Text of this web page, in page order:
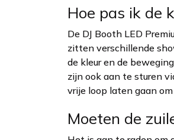
Hoe pas ik de
De DJ Booth LED
zitten verschillende
de kleur en de
zijn ook aan te sturen
vrije loop laten gaan
Moeten de